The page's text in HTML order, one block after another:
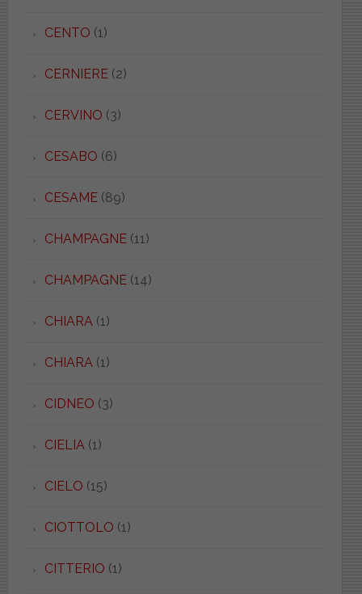
CENTO (1)
CERNIERE(2)
CERVINO (3)
CESABO (6)
CESAME(89)
CHAMPAGNE(11)
CHAMPAGNE(14)
CHIARA (1)
CHIARA (1)
CIDNEO (3)
CIELIA (1)
CIELO (15)
CIOTTOLO (1)
CITTERIO (1)